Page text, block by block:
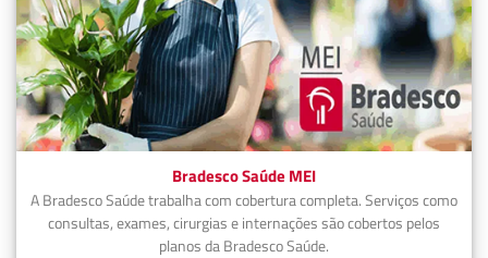
Bradesco Saúde MEI
A Bradesco Saúde trabalha com cobertura completa. Serviços como
consultas, exames, cirurgias e internações são cobertos pelos
planos da Bradesco Saúde.